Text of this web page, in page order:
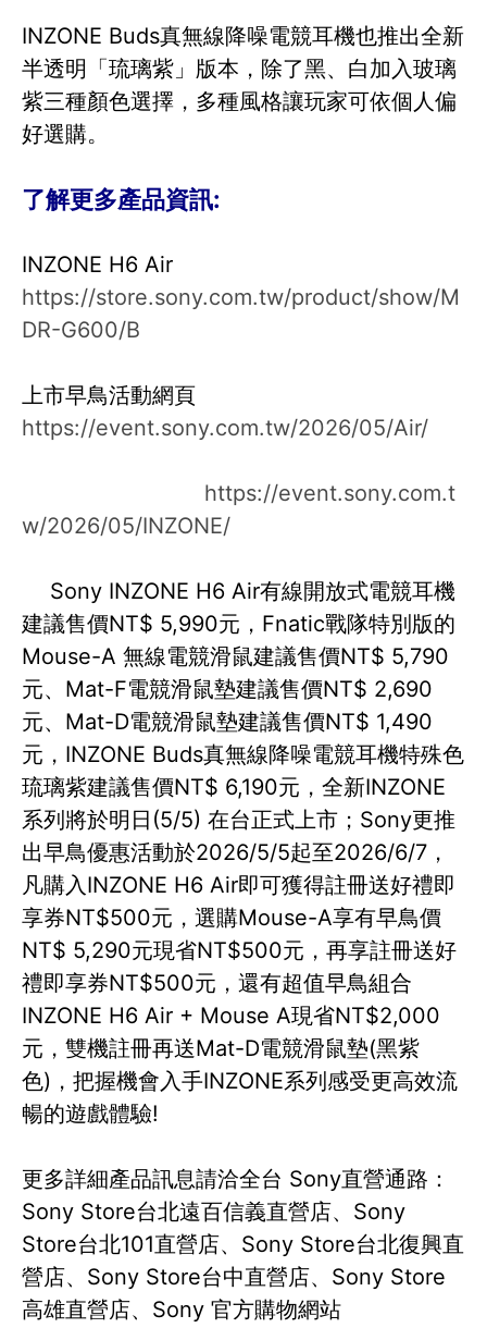
INZONE Buds真無線降噪電競耳機也推出全新
半透明「琉璃紫」版本，除了黑、白加入玻璃
紫三種顏色選擇，多種風格讓玩家可依個人偏
好選購。
了解更多產品資訊:
INZONE H6 Air
https://store.sony.com.tw/product/show/M
DR-G600/B
上市早鳥活動網頁
https://event.sony.com.tw/2026/05/Air/
https://event.sony.com.t
w/2026/05/INZONE/
Sony INZONE H6 Air有線開放式電競耳機
建議售價NT$ 5,990元，Fnatic戰隊特別版的
Mouse-A 無線電競滑鼠建議售價NT$ 5,790
元、Mat-F電競滑鼠墊建議售價NT$ 2,690
元、Mat-D電競滑鼠墊建議售價NT$ 1,490
元，INZONE Buds真無線降噪電競耳機特殊色
琉璃紫建議售價NT$ 6,190元，全新INZONE
系列將於明日(5/5) 在台正式上市；Sony更推
出早鳥優惠活動於2026/5/5起至2026/6/7，
凡購入INZONE H6 Air即可獲得註冊送好禮即
享券NT$500元，選購Mouse-A享有早鳥價
NT$ 5,290元現省NT$500元，再享註冊送好
禮即享券NT$500元，還有超值早鳥組合
INZONE H6 Air + Mouse A現省NT$2,000
元，雙機註冊再送Mat-D電競滑鼠墊(黑紫
色)，把握機會入手INZONE系列感受更高效流
暢的遊戲體驗!
更多詳細產品訊息請洽全台 Sony直營通路：
Sony Store台北遠百信義直營店、Sony
Store台北101直營店、Sony Store台北復興直
營店、Sony Store台中直營店、Sony Store
高雄直營店、Sony 官方購物網站